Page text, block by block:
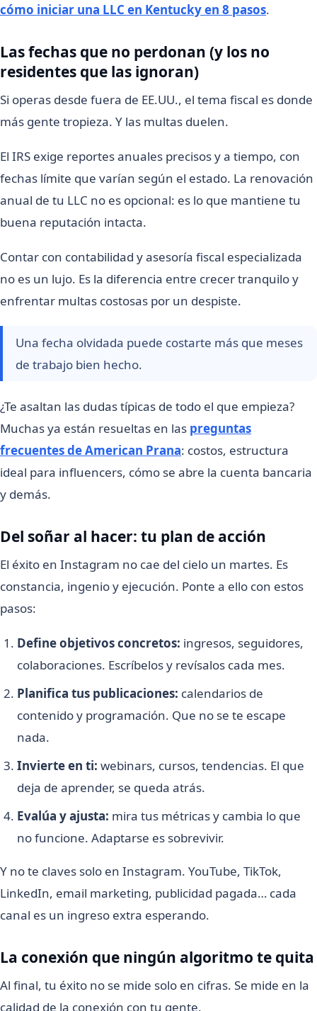
cómo iniciar una LLC en Kentucky en 8 pasos.
Las fechas que no perdonan (y los no
residentes que las ignoran)
Si operas desde fuera de EE.UU., el tema fiscal es donde
más gente tropieza. Y las multas duelen.
El IRS exige reportes anuales precisos y a tiempo, con
fechas límite que varían según el estado. La renovación
anual de tu LLC no es opcional: es lo que mantiene tu
buena reputación intacta.
Contar con contabilidad y asesoría fiscal especializada
no es un lujo. Es la diferencia entre crecer tranquilo y
enfrentar multas costosas por un despiste.
Una fecha olvidada puede costarte más que meses
de trabajo bien hecho.
¿Te asaltan las dudas típicas de todo el que empieza?
Muchas ya están resueltas en las preguntas
frecuentes de American Prana: costos, estructura
ideal para influencers, cómo se abre la cuenta bancaria
y demás.
Del soñar al hacer: tu plan de acción
El éxito en Instagram no cae del cielo un martes. Es
constancia, ingenio y ejecución. Ponte a ello con estos
pasos:
Define objetivos concretos: ingresos, seguidores,
colaboraciones. Escríbelos y revísalos cada mes.
Planifica tus publicaciones: calendarios de
contenido y programación. Que no se te escape
nada.
Invierte en ti: webinars, cursos, tendencias. El que
deja de aprender, se queda atrás.
Evalúa y ajusta: mira tus métricas y cambia lo que
no funcione. Adaptarse es sobrevivir.
Y no te claves solo en Instagram. YouTube, TikTok,
LinkedIn, email marketing, publicidad pagada… cada
canal es un ingreso extra esperando.
La conexión que ningún algoritmo te quita
Al final, tu éxito no se mide solo en cifras. Se mide en la
calidad de la conexión con tu gente.